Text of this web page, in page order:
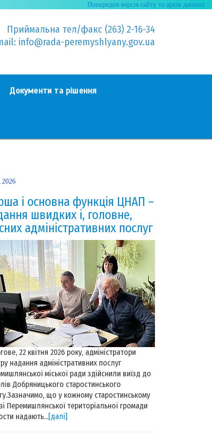
Попередня версія сайту та архів данних
Приймальна тел/факс (263) 2-16-34
info@rada-peremyshlyany.gov.ua
Документи та рішення
і основна функція ЦНАП –
швидких і, головне,
адміністративних послуг
22 квітня 2026 року, адміністратори
надання адміністративних послуг
міської ради здійснили виїзд до
Добряницького старостинського
що у кожному старостинському
Перемишлянської територіальної громади
надають...[далі]